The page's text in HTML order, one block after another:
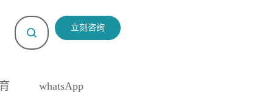
立刻咨詢
whatsApp